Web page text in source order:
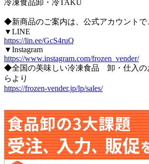
冷凍食品卸・冷TAKU
◆新商品のご案内は、公式アカウントで
▼LINE
https://lin.ee/GcS4ruQ
▼Instagram
https://www.instagram.com/frozen_vender/
◆全国の美味しい冷凍食品 卸・仕入の
らより
https://frozen-vender.jp/lp/sales/